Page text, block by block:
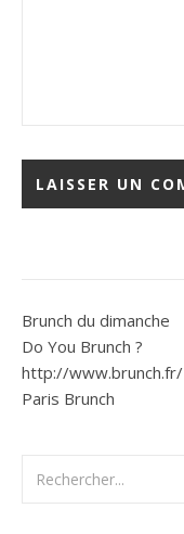
Brunch du dimanche
Do You Brunch ?
http://www.brunch.fr/
Paris Brunch